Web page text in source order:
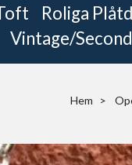
Roliga
Vintage/
Hem